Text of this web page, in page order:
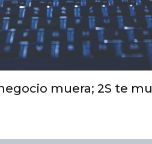
muera; 2S te